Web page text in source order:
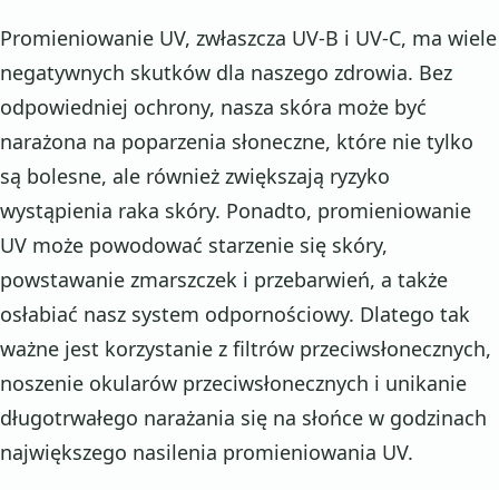
Promieniowanie UV, zwłaszcza UV-B i UV-C, ma wiele
negatywnych skutków dla naszego zdrowia. Bez
odpowiedniej ochrony, nasza skóra może być
narażona na poparzenia słoneczne, które nie tylko
są bolesne, ale również zwiększają ryzyko
wystąpienia raka skóry. Ponadto, promieniowanie
UV może powodować starzenie się skóry,
powstawanie zmarszczek i przebarwień, a także
osłabiać nasz system odpornościowy. Dlatego tak
ważne jest korzystanie z filtrów przeciwsłonecznych,
noszenie okularów przeciwsłonecznych i unikanie
długotrwałego narażania się na słońce w godzinach
największego nasilenia promieniowania UV.